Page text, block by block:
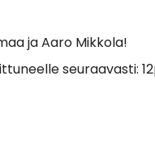
ja Aaro Mikkola!
seuraavasti: